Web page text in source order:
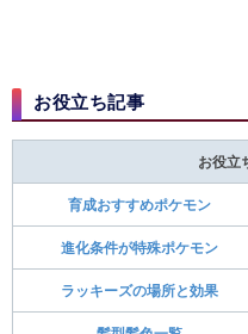
お役立ち記事
お役立
育成おすすめポケモン
進化条件が特殊ポケモン
ラッキーズの場所と効果